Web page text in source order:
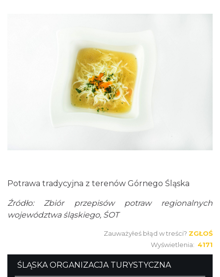
Potrawa tradycyjna z terenów Górnego Śląska
Źródło: Zbiór przepisów potraw regionalnych
województwa śląskiego, ŚOT
Zauważyłeś błąd w treści? ZGŁOŚ
Wyświetlenia: 4171
ŚLĄSKA ORGANIZACJA TURYSTYCZNA